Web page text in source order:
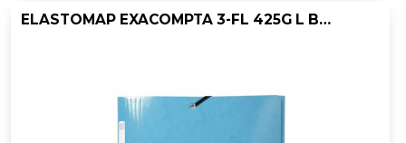
ELASTOMAP EXACOMPTA 3-FL 425G L BLAUW/25